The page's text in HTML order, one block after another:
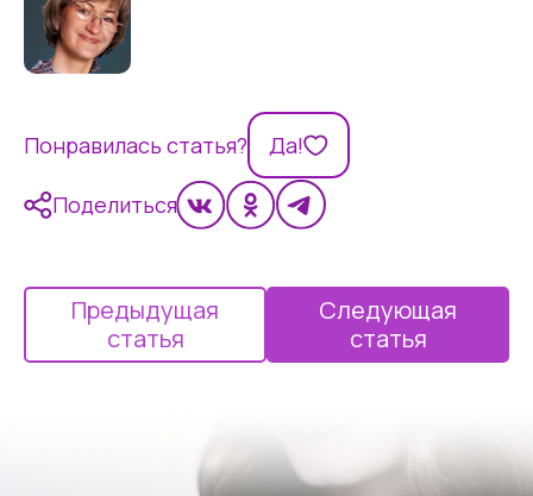
Понравилась статья? Да!
Поделиться
Предыдущая
статья
Следующая
статья